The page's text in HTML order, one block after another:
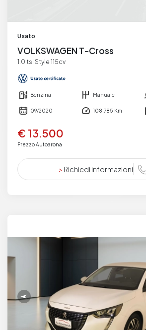
Usato
VOLKSWAGEN T-Cross
1.0 tsi Style 115cv
Benzina Manuale
09/2020 108.785 Km
€ 13.500
Prezzo Autoarona
> Richiedi informazioni